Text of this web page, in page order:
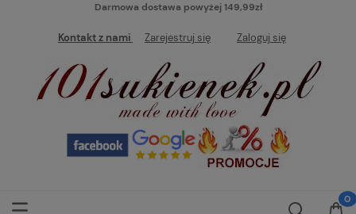
Darmowa dostawa powyżej 149,99zł
Kontakt z nami Zarejestruj się Zaloguj się